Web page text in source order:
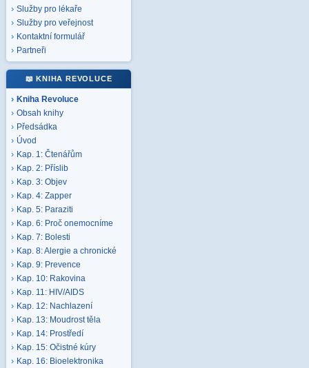
Služby pro lékaře
Služby pro veřejnost
Kontaktní formulář
Partneři
📖 KNIHA REVOLUCE
Kniha Revoluce
Obsah knihy
Předsádka
Úvod
Kap. 1: Čtenářům
Kap. 2: Příslib
Kap. 3: Objev
Kap. 4: Zapper
Kap. 5: Paraziti
Kap. 6: Proč onemocníme
Kap. 7: Bolesti
Kap. 8: Alergie a chronické
Kap. 9: Prevence
Kap. 10: Rakovina
Kap. 11: HIV/AIDS
Kap. 12: Nachlazení
Kap. 13: Moudrost těla
Kap. 14: Prostředí
Kap. 15: Očistné kúry
Kap. 16: Bioelektronika